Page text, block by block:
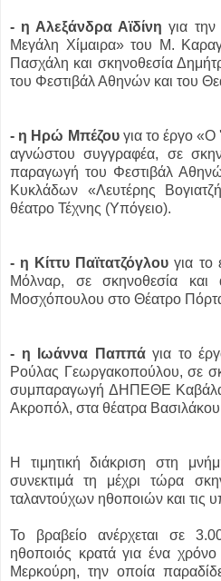
- η Αλεξάνδρα Αϊδίνη για
Μεγάλη Χίμαιρα» του Μ.
Πασχάλη και σκηνοθεσία
του Φεστιβάλ Αθηνών και του
- η Ηρώ Μπέζουγια το έργο «Ο
αγνώστου συγγραφέα, σε
παραγωγή του Φεστιβάλ
Κυκλάδων «Λευτέρης
θέατρο Τέχνης (Υπόγειο).
- η Κίττυ Παϊτατζόγλου για το
Μόλναρ, σε σκηνοθεσία
Μοσχόπουλου στο Θέατρο
- η Ιωάννα Παππάγια το
Ρούλας Γεωργακοπούλου, σε
συμπαραγωγή ΔΗΠΕΘΕ
Ακροπόλ, στα θέατρα Βασιλάκου
Η τιμητική διάκριση στη
συνεκτιμά τη μέχρι τώρα
ταλαντούχων ηθοποιών και τις
Το βραβείο ανέρχεται σε
ηθοποιός κρατά για ένα
Μερκούρη, την οποία